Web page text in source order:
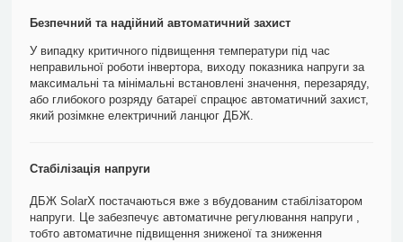
Безпечний та надійний автоматичний захист
У випадку критичного підвищення температури під час
неправильної роботи інвертора, виходу показника напруги за
максимальні та мінімальні встановлені значення, перезаряду,
або глибокого розряду батареї спрацює автоматичний захист,
який розімкне електричний ланцюг ДБЖ.
Стабілізація напруги
ДБЖ SolarX постачаються вже з вбудованим стабілізатором
напруги. Це забезпечує автоматичне регулювання напруги ,
тобто автоматичне підвищення зниженої та зниження